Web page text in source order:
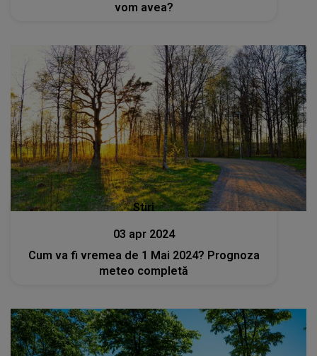
vom avea?
Stiri
03 apr 2024
Cum va fi vremea de 1 Mai 2024? Prognoza
meteo completă